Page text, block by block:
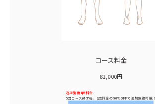
コース料金
81,000円
追加施術1回料金
5回コース終了後、1回料金の 90%OFFで追加施術可能！